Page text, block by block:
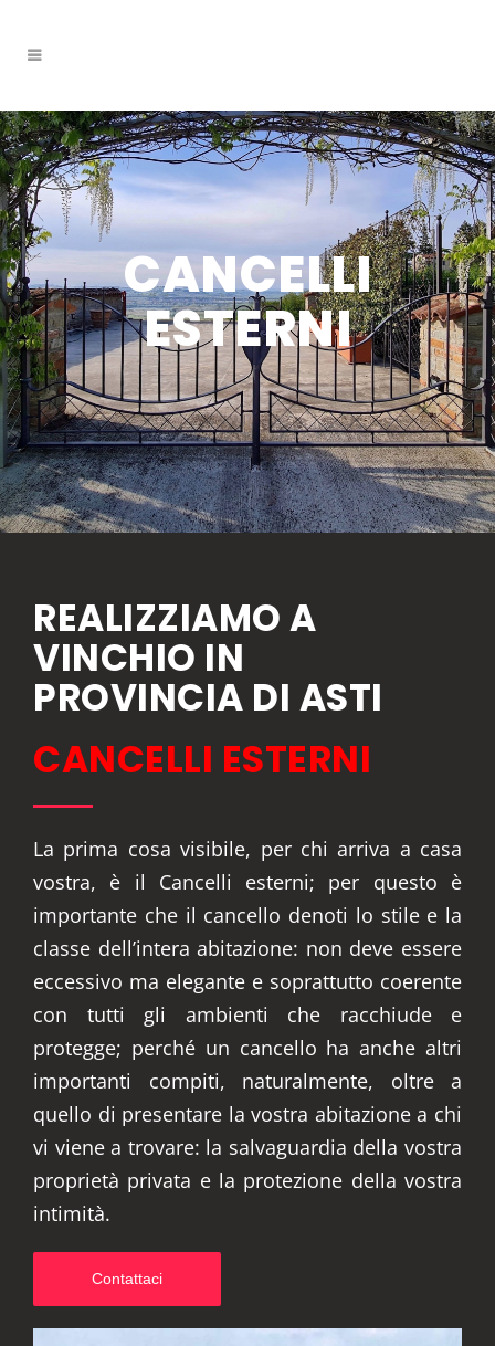
CANCELLI
ESTERNI
REALIZZIAMO A
VINCHIO IN
PROVINCIA DI ASTI
CANCELLI ESTERNI
La prima cosa visibile, per chi arriva a casa
vostra, è il Cancelli esterni; per questo è
importante che il cancello denoti lo stile e la
classe dell’intera abitazione: non deve essere
eccessivo ma elegante e soprattutto coerente
con tutti gli ambienti che racchiude e
protegge; perché un cancello ha anche altri
importanti compiti, naturalmente, oltre a
quello di presentare la vostra abitazione a chi
vi viene a trovare: la salvaguardia della vostra
proprietà privata e la protezione della vostra
intimità.
Contattaci